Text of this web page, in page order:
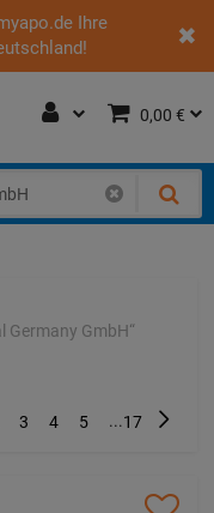
Ihre
0,00 €
Germany GmbH“
3 4 5 ...17